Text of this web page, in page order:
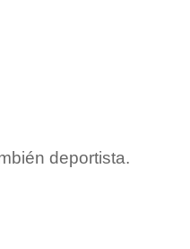
deportista.